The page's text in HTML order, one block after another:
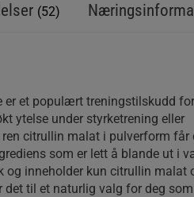
(52)
er et populært treningstilskudd
ytelse under styrketrening eller
citrullin malat i pulverform får
som er lett å blande ut i
og inneholder kun citrullin malat
til et naturlig valg for deg